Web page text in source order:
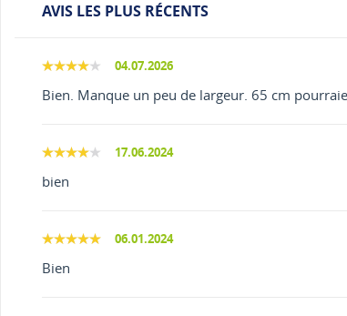
AVIS LES PLUS RÉCENTS
04.07.2026
Bien. Manque un peu de largeur. 65 cm
17.06.2024
bien
06.01.2024
Bien